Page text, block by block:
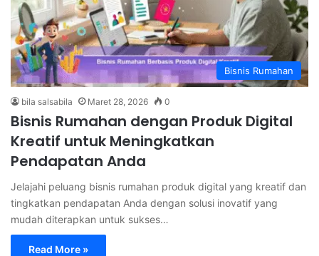
Bisnis Rumahan
bila salsabila Maret 28, 2026 0
Bisnis Rumahan dengan Produk Digital
Kreatif untuk Meningkatkan
Pendapatan Anda
Jelajahi peluang bisnis rumahan produk digital yang kreatif dan
tingkatkan pendapatan Anda dengan solusi inovatif yang
mudah diterapkan untuk sukses…
Read More »